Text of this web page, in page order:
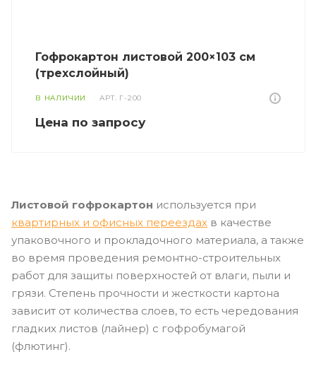
Гофрокартон листовой 200×103 см
(трехслойный)
В НАЛИЧИИ АРТ. Г-200
Цена по запросу
Листовой гофрокартон используется при
квартирных и офисных переездах в качестве
упаковочного и прокладочного материала, а также
во время проведения ремонтно-строительных
работ для защиты поверхностей от влаги, пыли и
грязи. Степень прочности и жесткости картона
зависит от количества слоев, то есть чередования
гладких листов (лайнер) с гофробумагой
(флютинг).